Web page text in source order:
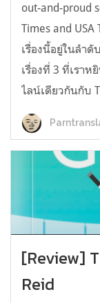
out-and-proud
Times and USA
เรื่องนี้อยู่ในลำ
เรื่องที่ 3 ที่เราห
ไลน์เดียวกันกับ
[Review]
Reid